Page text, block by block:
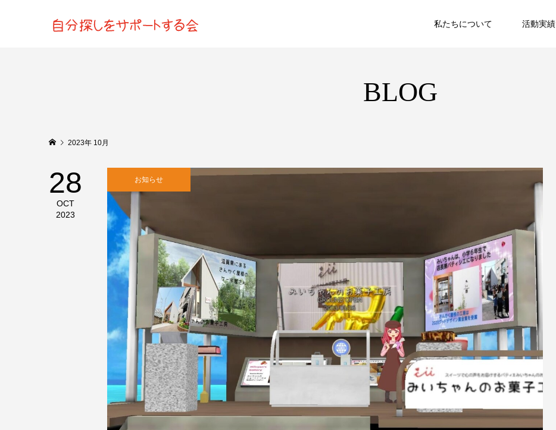
私たちについて 活動実績
BLOG
2023年 10月
28
OCT
2023
お知らせ